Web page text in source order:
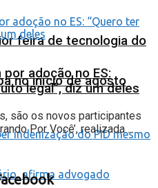
feira de tecnologia do
no início de agosto
adoção no ES:
legal”, diz um deles
são os novos participantes
Por Você’, realizada ...